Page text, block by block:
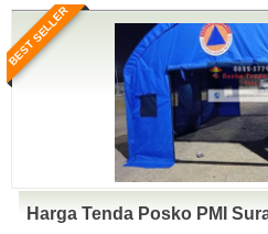
BEST SELLER
Harga Tenda Posko PMI